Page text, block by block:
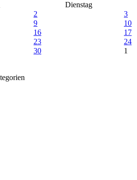
Dienstag
2 3
9 10
16 17
23 24
30 1